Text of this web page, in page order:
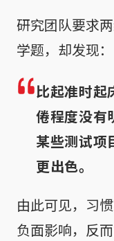
研究团队要求
学题，却发现：
比起准时起
倦程度没有
某些测试项
更出色。
由此可见，习
负面影响，反